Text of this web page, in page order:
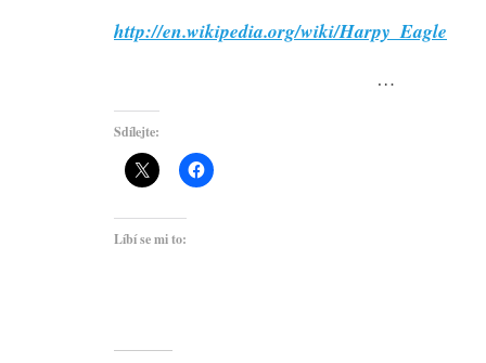
http://en.wikipedia.org/wiki/Harpy_Eagle
…
Sdílejte:
Líbí se mi to: